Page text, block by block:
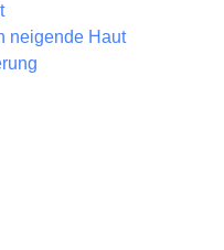
neigende Haut